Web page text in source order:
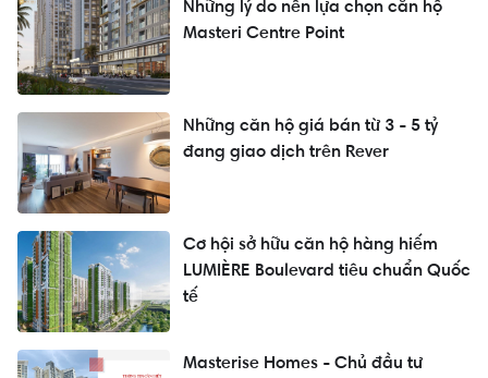
Những lý do nên lựa chọn căn hộ
Masteri Centre Point
Những căn hộ giá bán từ 3 - 5 tỷ
đang giao dịch trên Rever
Cơ hội sở hữu căn hộ hàng hiếm
LUMIÈRE Boulevard tiêu chuẩn Quốc
tế
Masterise Homes - Chủ đầu tư